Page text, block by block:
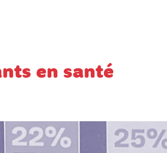
en santé